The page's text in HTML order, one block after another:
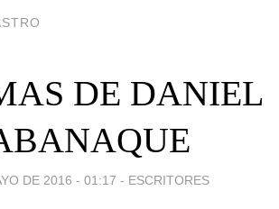
DE DANIEL
DE 2016 - 01:17 - ESCRITORES